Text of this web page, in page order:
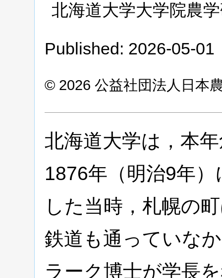
北海道大学大学院農
Published: 2026-05-01
© 2026 公益社団法人日本
北海道大学は，本
1876年（明治9年
した当時，札幌の
鉄道も通っていな
ラーク博士が学長